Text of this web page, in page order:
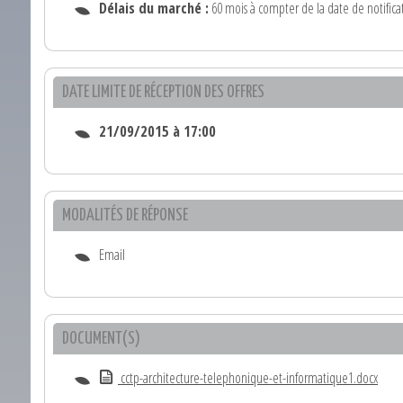
Délais du marché : 60 mois à compter de la date de
DATE LIMITE DE RÉCEPTION DES OFFRES
21/09/2015 à 17:00
MODALITÉS DE RÉPONSE
Email
DOCUMENT(S)
cctp-architecture-telephonique-et-informatique1.docx